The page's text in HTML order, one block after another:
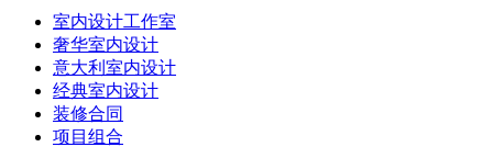
室内设计工作室
奢华室内设计
意大利室内设计
经典室内设计
装修合同
项目组合